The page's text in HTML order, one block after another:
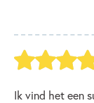
Ik vind het een